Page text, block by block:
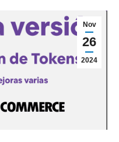
Nov
26
2024